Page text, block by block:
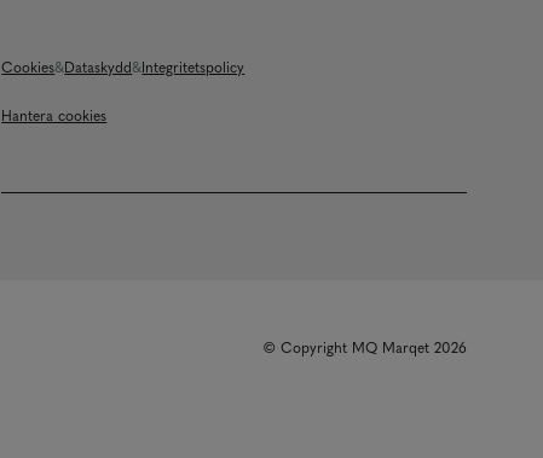
Cookies Dataskydd Integritetspolicy
Hantera cookies
© Copyright MQ Marqet 2026